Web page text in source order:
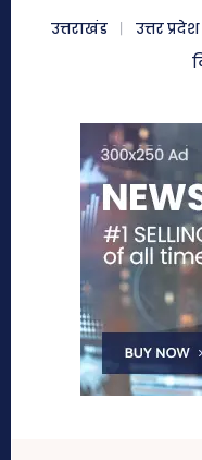
उत्तराखंड उत्तर प्रदेश